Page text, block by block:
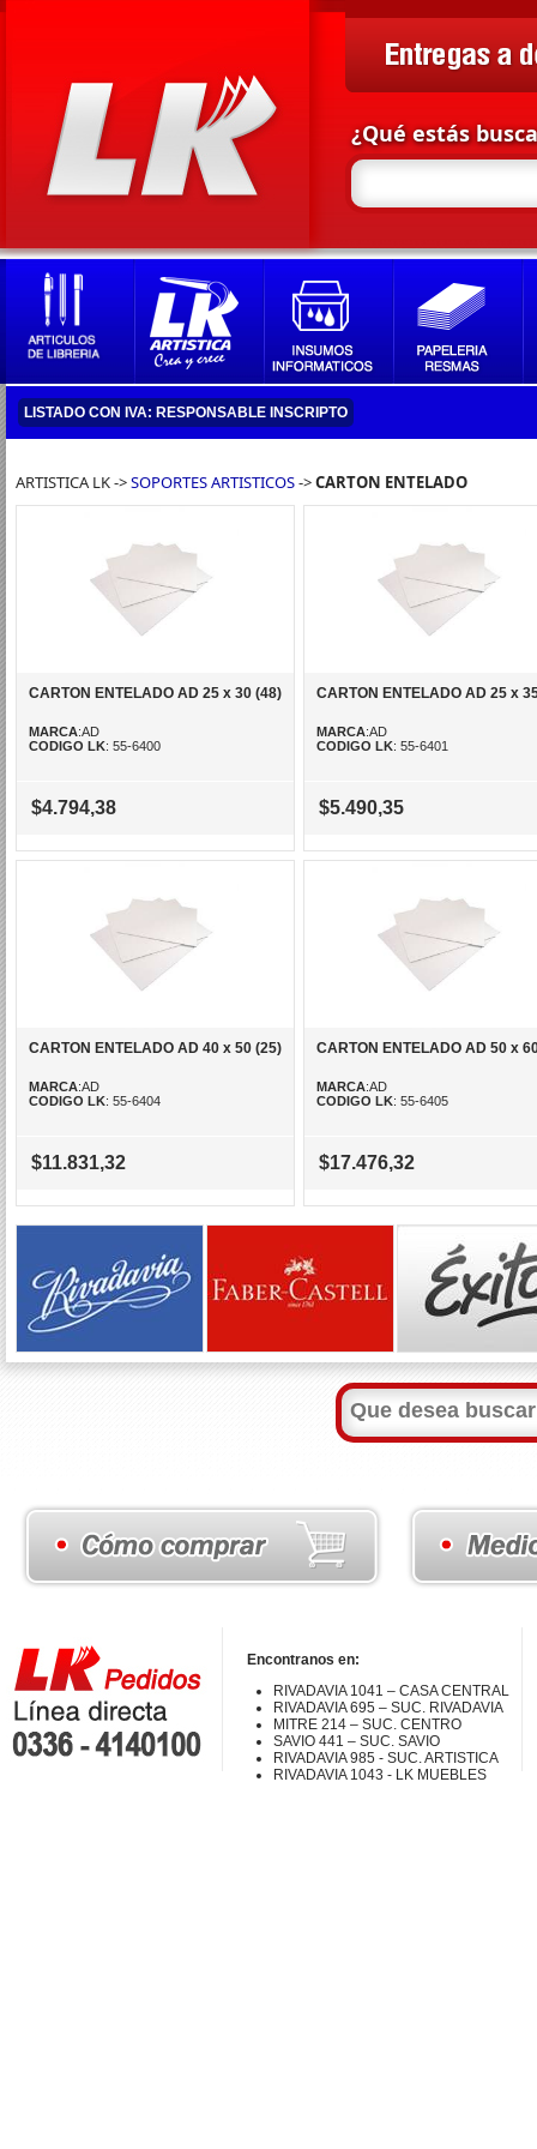
¿Qué estás
LISTADO CON IVA: RESPONSABLE INSCRIPTO
ARTISTICA LK ->SOPORTES ARTISTICOS->CARTON ENTELADO
CARTON ENTELADO AD 25 x 30 (48)
MARCA:AD
CODIGO LK: 55-6400
$4.794,38
CARTON ENTELADO AD 25 x
MARCA:AD
CODIGO LK: 55-6401
$5.490,35
CARTON ENTELADO AD 40 x 50 (25)
MARCA:AD
CODIGO LK: 55-6404
$11.831,32
CARTON ENTELADO AD 50 x
MARCA:AD
CODIGO LK: 55-6405
$17.476,32
Encontranos en:
RIVADAVIA 1041 – CASA CENTRAL
RIVADAVIA 695 – SUC. RIVADAVIA
MITRE 214 – SUC. CENTRO
SAVIO 441 – SUC. SAVIO
RIVADAVIA 985 - SUC. ARTISTICA
RIVADAVIA 1043 - LK MUEBLES